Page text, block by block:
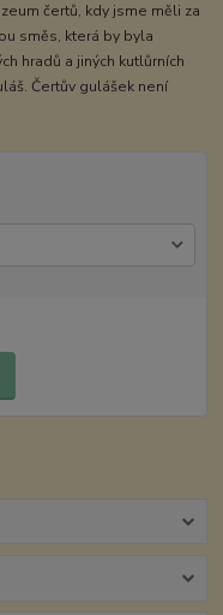
čertů, kdy jsme měli za
směs, která by byla
hradů a jiných kutlůrních
Čertův gulášek není